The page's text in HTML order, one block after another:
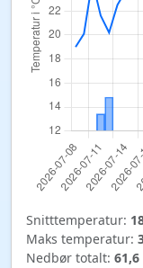
Snitttemperatur:
Maks temperatur:
Nedbør totalt: